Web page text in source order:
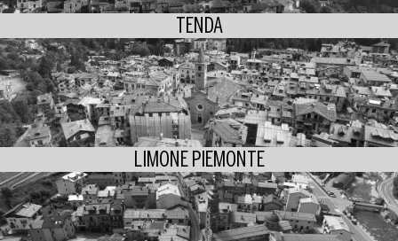
TENDA
LIMONE PIEMONTE